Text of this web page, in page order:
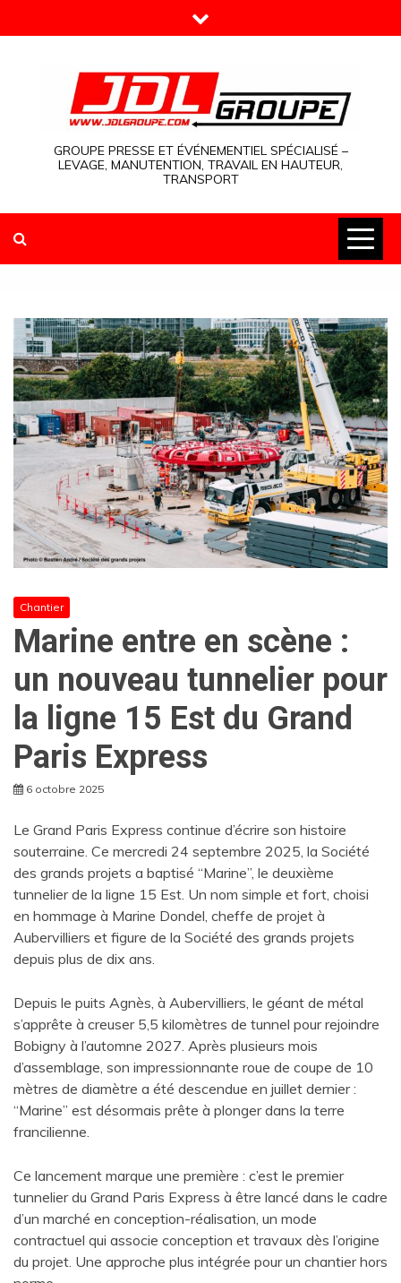
to
GROUPE PRESSE ET ÉVÉNEMENTIEL SPÉCIALISÉ –
LEVAGE, MANUTENTION, TRAVAIL EN HAUTEUR,
TRANSPORT
Chantier
Marine entre en scène :
un nouveau tunnelier pour
la ligne 15 Est du Grand
Paris Express
6 octobre 2025
Le Grand Paris Express continue d’écrire son histoire
souterraine. Ce mercredi 24 septembre 2025, la Société
des grands projets a baptisé “Marine”, le deuxième
tunnelier de la ligne 15 Est. Un nom simple et fort, choisi
en hommage à Marine Dondel, cheffe de projet à
Aubervilliers et figure de la Société des grands projets
depuis plus de dix ans.
Depuis le puits Agnès, à Aubervilliers, le géant de métal
s’apprête à creuser 5,5 kilomètres de tunnel pour rejoindre
Bobigny à l’automne 2027. Après plusieurs mois
d’assemblage, son impressionnante roue de coupe de 10
mètres de diamètre a été descendue en juillet dernier :
“Marine” est désormais prête à plonger dans la terre
francilienne.
Ce lancement marque une première : c’est le premier
tunnelier du Grand Paris Express à être lancé dans le cadre
d’un marché en conception-réalisation, un mode
contractuel qui associe conception et travaux dès l’origine
du projet. Une approche plus intégrée pour un chantier hors